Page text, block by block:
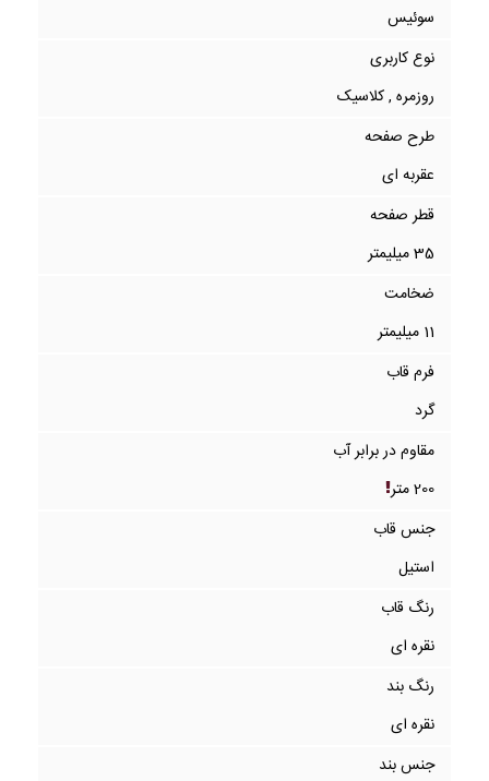
سوئیس
نوع کاربری
روزمره , کلاسیک
طرح صفحه
عقربه ای
قطر صفحه
35 میلیمتر
ضخامت
11 میلیمتر
فرم قاب
گرد
مقاوم در برابر آب
200 متر
جنس قاب
استیل
رنگ قاب
نقره ای
رنگ بند
نقره ای
جنس بند